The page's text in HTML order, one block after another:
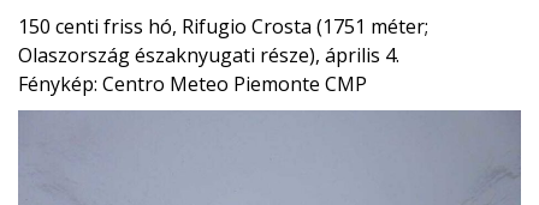
150 centi friss hó, Rifugio Crosta (1751 méter;
Olaszország északnyugati része), április 4.
Fénykép: Centro Meteo Piemonte CMP